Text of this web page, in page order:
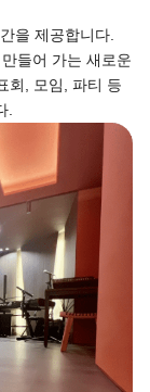
을 제공합니다.
들어 가는 새로운
회, 모임, 파티 등
.